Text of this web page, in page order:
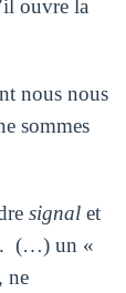
ouvre la
nous nous
sommes
signal et
(…) un «
ne